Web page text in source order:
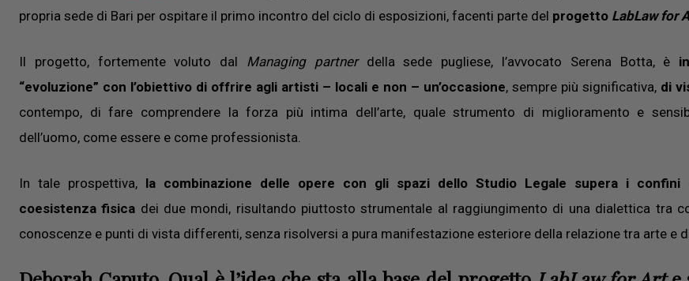
propria sede di Bari per ospitare il primo incontro del ciclo di esposizioni, facenti parte del progetto LabLaw for
Il progetto, fortemente voluto dal Managing partnerdella sede pugliese, l’avvocato Serena Botta, è
“evoluzione” con l’obiettivo di offrire agli artisti – locali e non – un’occasione, sempre più significativa, di
contempo, di fare comprendere la forza più intima dell’arte, quale strumento di miglioramento e
dell’uomo, come essere e come professionista.
In tale prospettiva, la combinazione delle opere con gli spazi dello Studio Legale supera i confini
coesistenza fisica dei due mondi, risultando piuttosto strumentale al raggiungimento di una dialettica tra
conoscenze e punti di vista differenti, senza risolversi a pura manifestazione esteriore della relazione tra arte e